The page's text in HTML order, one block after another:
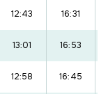
12:43 16:31
13:01 16:53
12:58 16:45